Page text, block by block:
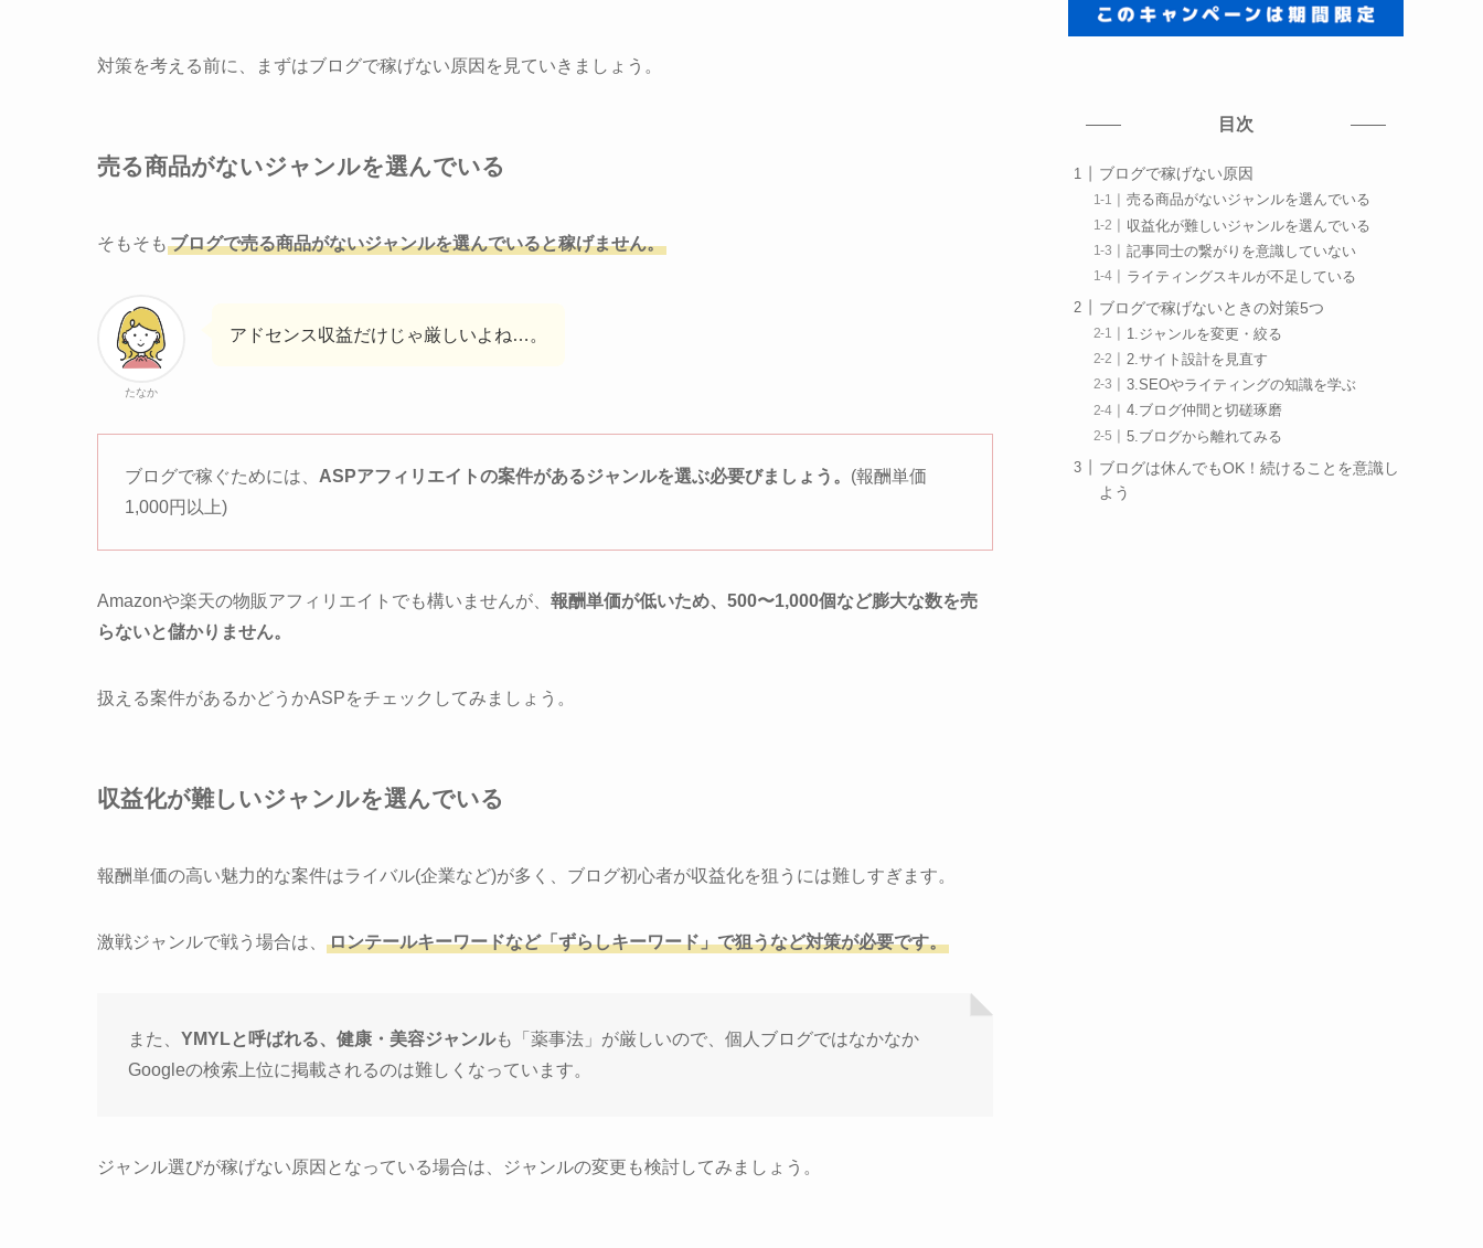
対策を考える前に、まずはブログで稼げない原因を見ていきましょう。
売る商品がないジャンルを選んでいる
そもそも ブログで売る商品がないジャンルを選んでいると稼げません。
たなか
アドセンス収益だけじゃ厳しいよね…。
ブログで稼ぐためには、 ASPアフィリエイトの案件があるジャンルを選ぶ必要びましょう。 (報酬単価
1,000円以上)
Amazonや楽天の物販アフィリエイトでも構いませんが、 報酬単価が低いため、500〜1,000個など膨大な数を売
らないと儲かりません。
扱える案件があるかどうかASPをチェックしてみましょう。
収益化が難しいジャンルを選んでいる
報酬単価の高い魅力的な案件はライバル(企業など)が多く、ブログ初心者が収益化を狙うには難しすぎます。
激戦ジャンルで戦う場合は、 ロンテールキーワードなど「ずらしキーワード」で狙うなど対策が必要です。
また、 YMYLと呼ばれる、健康・美容ジャンルも「薬事法」が厳しいので、個人ブログではなかなか
Googleの検索上位に掲載されるのは難しくなっています。
ジャンル選びが稼げない原因となっている場合は、ジャンルの変更も検討してみましょう。
目次
ブログで稼げない原因
売る商品がないジャンルを選んでいる
収益化が難しいジャンルを選んでいる
記事同士の繋がりを意識していない
ライティングスキルが不足している
ブログで稼げないときの対策5つ
1.ジャンルを変更・絞る
2.サイト設計を見直す
3.SEOやライティングの知識を学ぶ
4.ブログ仲間と切磋琢磨
5.ブログから離れてみる
ブログは休んでもOK！続けることを意識し
よう